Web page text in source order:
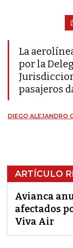
La
por la
pasajeros
DIEGO ALEJANDRO
ARTÍCULO
Avianca
afectados
Viva Air